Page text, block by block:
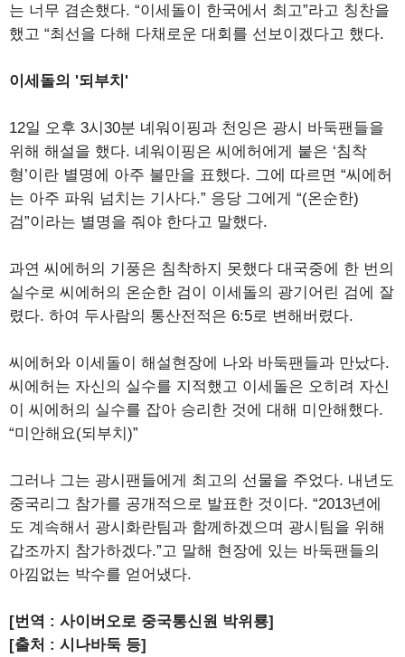
는 너무 겸손했다. “이세돌이 한국에서 최고”라고 칭찬을
했고 “최선을 다해 다채로운 대회를 선보이겠다고 했다.
이세돌의 '되부치'
12일 오후 3시30분 녜워이핑과 천잉은 광시 바둑팬들을
위해 해설을 했다. 녜워이핑은 씨에허에게 붙은 ‘침착
형’이란 별명에 아주 불만을 표했다. 그에 따르면 “씨에허
는 아주 파워 넘치는 기사다.” 응당 그에게 “(온순한)
검”이라는 별명을 줘야 한다고 말했다.
과연 씨에허의 기풍은 침착하지 못했다 대국중에 한 번의
실수로 씨에허의 온순한 검이 이세돌의 광기어린 검에 잘
렸다. 하여 두사람의 통산전적은 6:5로 변해버렸다.
씨에허와 이세돌이 해설현장에 나와 바둑팬들과 만났다.
씨에허는 자신의 실수를 지적했고 이세돌은 오히려 자신
이 씨에허의 실수를 잡아 승리한 것에 대해 미안해했다.
“미안해요(되부치)”
그러나 그는 광시팬들에게 최고의 선물을 주었다. 내년도
중국리그 참가를 공개적으로 발표한 것이다. “2013년에
도 계속해서 광시화란팀과 함께하겠으며 광시팀을 위해
갑조까지 참가하겠다.”고 말해 현장에 있는 바둑팬들의
아낌없는 박수를 얻어냈다.
[번역 : 사이버오로 중국통신원 박위룡]
[출처 : 시나바둑 등]